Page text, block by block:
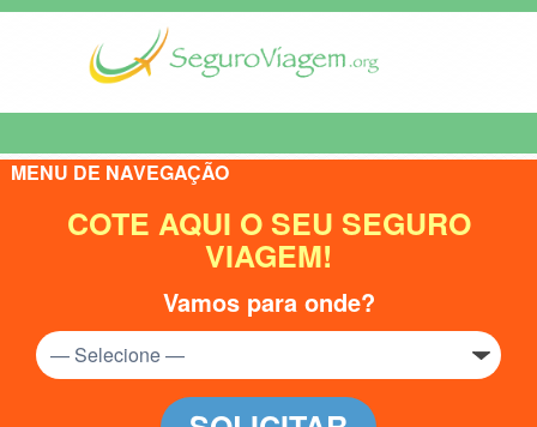
MENU DE NAVEGAÇÃO
COTE AQUI O SEU SEGURO
VIAGEM!
Vamos para onde?